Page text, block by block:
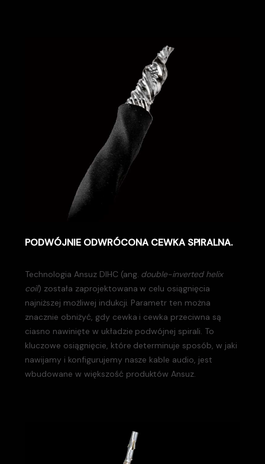
PODWÓJNIE ODWRÓCONA CEWKA SPIRALNA.
Technologia Ansuz DIHC (ang. double-inverted helix
coil) została zaprojektowana w celu osiągnięcia
najniższej możliwej indukcji. Parametr ten można
znacznie obniżyć, gdy cewka i cewka przeciwna są
ciasno nawinięte w układzie podwójnej spirali. To
kluczowe osiągnięcie, które determinuje sposób, w jaki
nawijamy i konfigurujemy nasze kable audio, jest
wbudowane w większość produktów Ansuz.